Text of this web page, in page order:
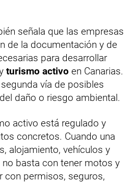
señala que las empresas
de la documentación y de
para desarrollar
turismo activo en Canarias.
vía de posibles
daño o riesgo ambiental.
activo está regulado y
concretos. Cuando una
alojamiento, vehículos y
basta con tener motos y
con permisos, seguros,